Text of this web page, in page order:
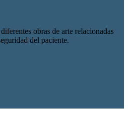
obras de arte relacionadas
del paciente.